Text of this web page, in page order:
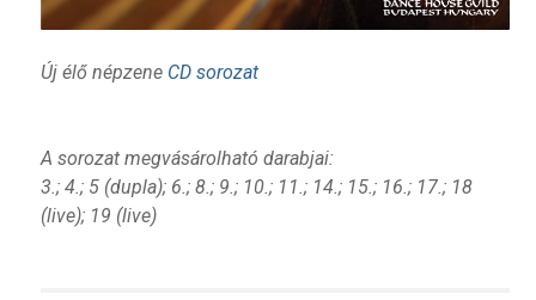
Új élő népzene CD sorozat
A sorozat megvásárolható darabjai:
3.; 4.; 5 (dupla); 6.; 8.; 9.; 10.; 11.; 14.; 15.; 16.; 17.; 18
(live); 19 (live)